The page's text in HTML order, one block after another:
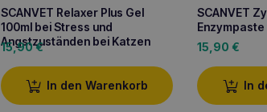
SCANVET Relaxer Plus Gel
100ml bei Stress und
Angstzuständen bei Katzen
15,90€
In den Warenkorb
SCANVET
Enzympaste
15,90 €
In